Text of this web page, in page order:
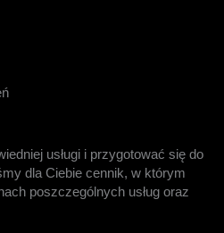
usługi i przygotować się do
dla Ciebie cennik, w którym
poszczególnych usług oraz